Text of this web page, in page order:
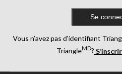
Se
Vous n’avez pas d’identifiant
TriangleMD?